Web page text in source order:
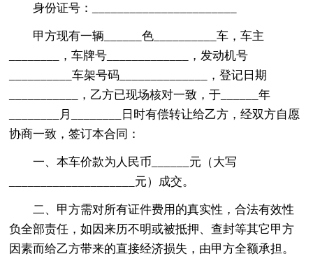
身份证号：_______________________
甲方现有一辆______色__________车，车主
________，车牌号_____________，发动机号
__________车架号码______________，登记日期
___________，乙方已现场核对一致，于______年
________月________日时有偿转让给乙方，经双方自愿
协商一致，签订本合同：
一、本车价款为人民币______元（大写
____________________元）成交。
二、甲方需对所有证件费用的真实性，合法有效性
负全部责任，如因来历不明或被抵押、查封等其它甲方
因素而给乙方带来的直接经济损失，由甲方全额承担。